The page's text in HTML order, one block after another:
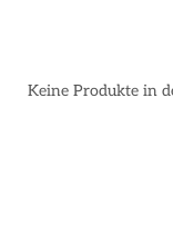
Keine Produkte in